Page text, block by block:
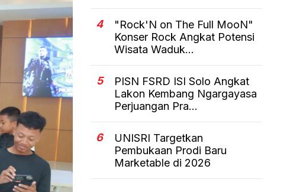
4
"Rock'N on The Full MooN"
Konser Rock Angkat Potensi
Wisata Waduk...
5
PISN FSRD ISI Solo Angkat
Lakon Kembang Ngargayasa
Perjuangan Pra...
6
UNISRI Targetkan
Pembukaan Prodi Baru
Marketable di 2026